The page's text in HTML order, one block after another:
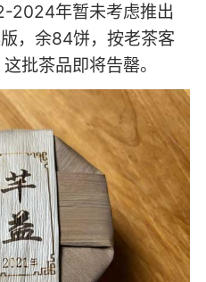
2024年暂未考虑推出
，余84饼，按老茶客
批茶品即将告罄。